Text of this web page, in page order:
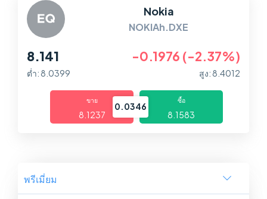
ศูนย์ช่วยเหลือ Nokia
NOKIAh.DXE
8.141 -0.1976 (-2.37%)
ต่ำ: 8.0399 สูง: 8.4012
ขาย
8.1237
0.0346
ซื้อ
8.1583
พรีเมี่ยม